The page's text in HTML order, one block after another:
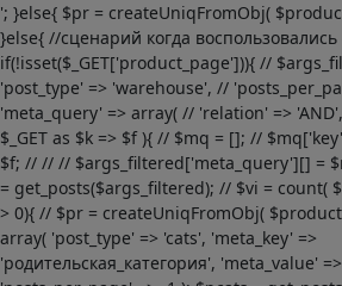
'; }else{ $pr = createUniqFromObj(
}else{ //сценарий когда
if(!isset($_GET['product_page'])){ //
'post_type' => 'warehouse', //
'meta_query' => array( // 'relation' =>
$_GET as $k => $f ){ // $mq = []; //
$f; // // // $args_filtered['meta_query'][] =
= get_posts($args_filtered); // $vi = count(
> 0){ // $pr = createUniqFromObj(
array( 'post_type' => 'cats', 'meta_key' =>
'родительская_категория', 'meta_value'